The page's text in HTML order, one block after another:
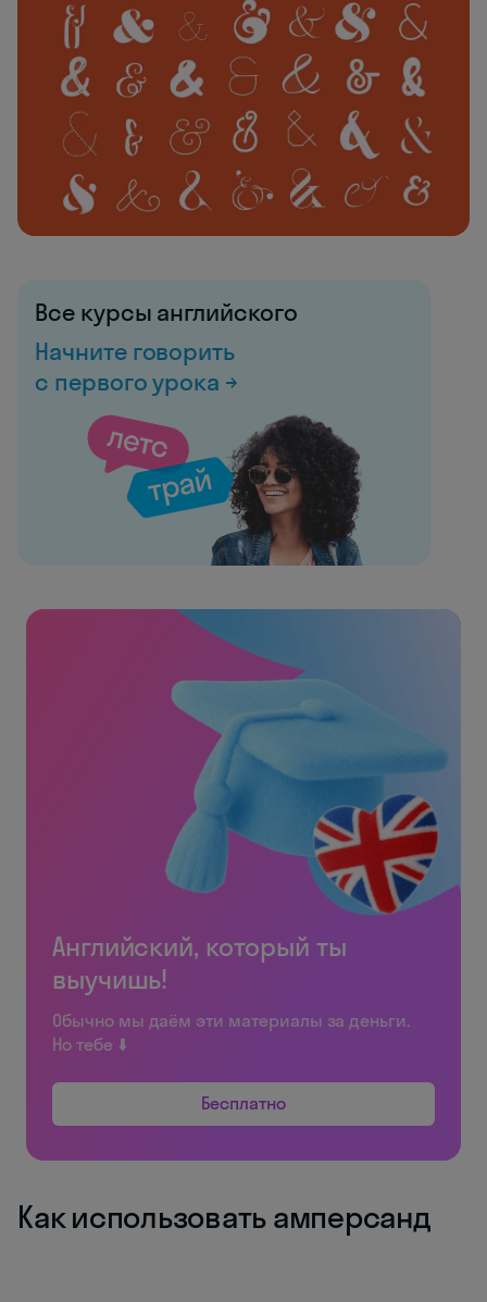
Все курсы английского
Начните говорить
с первого урока →
Английский, который ты
выучишь!
Обычно мы даём эти материалы за деньги.
Но тебе ⬇️
Бесплатно
Как использовать амперсанд